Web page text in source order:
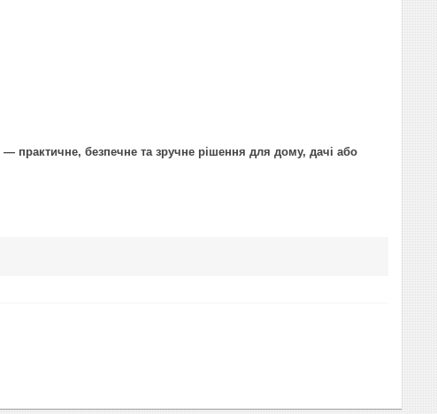
— практичне, безпечне та зручне рішення для дому, дачі або